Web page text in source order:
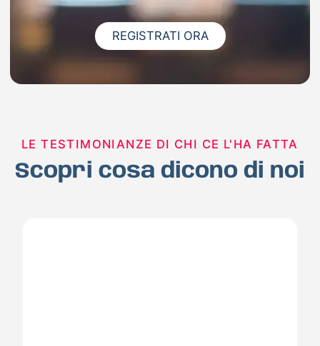
REGISTRATI ORA
LE TESTIMONIANZE DI CHI CE L'HA FATTA
Scopri cosa dicono di noi